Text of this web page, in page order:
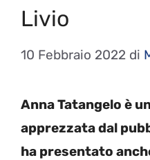
Livio
10 Febbraio 2022 di
Anna Tatangelo è
apprezzata dal
ha presentato